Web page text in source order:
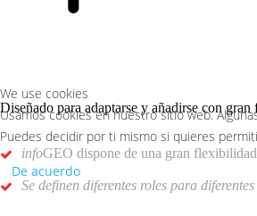
Diseñado para adaptarse y añadirse con
infoGEO dispone de una gran
Se definen diferentes roles para
We use cookies
Usamos cookies en nuestro sitio web.
Puedes decidir por ti mismo si quieres
De acuerdo